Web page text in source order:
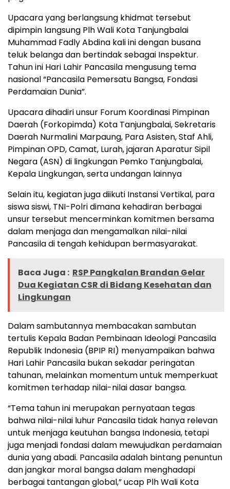
Upacara yang berlangsung khidmat tersebut
dipimpin langsung Plh Wali Kota Tanjungbalai
Muhammad Fadly Abdina kali ini dengan busana
teluk belanga dan bertindak sebagai Inspektur.
Tahun ini Hari Lahir Pancasila mengusung tema
nasional “Pancasila Pemersatu Bangsa, Fondasi
Perdamaian Dunia”.
Upacara dihadiri unsur Forum Koordinasi Pimpinan
Daerah (Forkopimda) Kota Tanjungbalai, Sekretaris
Daerah Nurmalini Marpaung, Para Asisten, Staf Ahli,
Pimpinan OPD, Camat, Lurah, jajaran Aparatur Sipil
Negara (ASN) di lingkungan Pemko Tanjungbalai,
Kepala Lingkungan, serta undangan lainnya
Selain itu, kegiatan juga diikuti Instansi Vertikal, para
siswa siswi, TNI-Polri dimana kehadiran berbagai
unsur tersebut mencerminkan komitmen bersama
dalam menjaga dan mengamalkan nilai-nilai
Pancasila di tengah kehidupan bermasyarakat.
Baca Juga : RSP Pangkalan Brandan Gelar
Dua Kegiatan CSR di Bidang Kesehatan dan
Lingkungan
Dalam sambutannya membacakan sambutan
tertulis Kepala Badan Pembinaan Ideologi Pancasila
Republik Indonesia (BPIP RI) menyampaikan bahwa
Hari Lahir Pancasila bukan sekadar peringatan
tahunan, melainkan momentum untuk memperkuat
komitmen terhadap nilai-nilai dasar bangsa.
“Tema tahun ini merupakan pernyataan tegas
bahwa nilai-nilai luhur Pancasila tidak hanya relevan
untuk menjaga keutuhan bangsa Indonesia, tetapi
juga menjadi fondasi dalam mewujudkan perdamaian
dunia yang abadi. Pancasila adalah bintang penuntun
dan jangkar moral bangsa dalam menghadapi
berbagai tantangan global,” ucap Plh Wali Kota